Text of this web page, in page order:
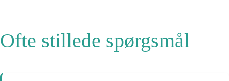
Ofte stillede spørgsmål